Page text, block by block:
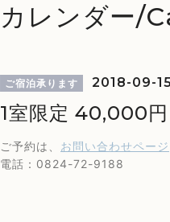
カレンダー/
ご宿泊承ります 2018-09-
1室限定 40,000円
ご予約は、 お問い合わせページ
電話：0824-72-9188